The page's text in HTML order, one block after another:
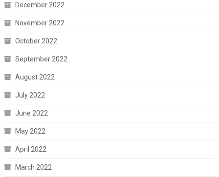
December 2022
November 2022
October 2022
September 2022
August 2022
July 2022
June 2022
May 2022
April 2022
March 2022